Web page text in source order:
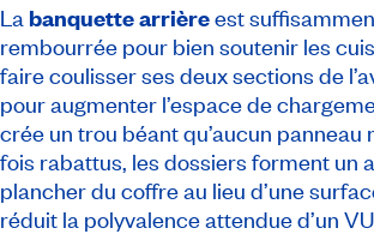
La banquette arrièreest
rembourrée pour bien soutenir les
faire coulisser ses deux sections de
pour augmenter l’espace de
crée un trou béant qu’aucun panneau
fois rabattus, les dossiers forment un
plancher du coffre au lieu d’une
réduit la polyvalence attendue d’un